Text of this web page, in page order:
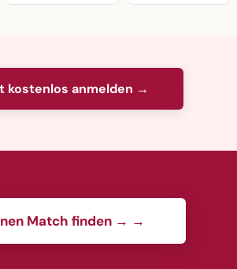
kostenlos anmelden →
Match finden → →